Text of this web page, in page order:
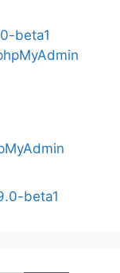
beta1
beta1